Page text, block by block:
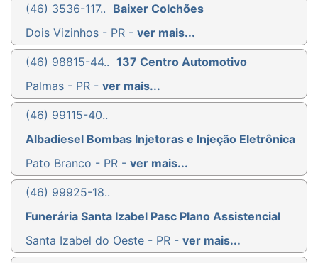
(46) 3536-117.. Baixer Colchões
Dois Vizinhos - PR - ver mais...
(46) 98815-44.. 137 Centro Automotivo
Palmas - PR - ver mais...
(46) 99115-40..
Albadiesel Bombas Injetoras e Injeção Eletrônica
Pato Branco - PR - ver mais...
(46) 99925-18..
Funerária Santa Izabel Pasc Plano Assistencial
Santa Izabel do Oeste - PR - ver mais...